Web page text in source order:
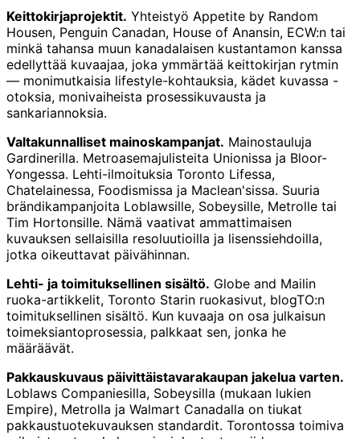
Keittokirjaprojektit. Yhteistyö Appetite by Random
Housen, Penguin Canadan, House of Anansin, ECW:n tai
minkä tahansa muun kanadalaisen kustantamon kanssa
edellyttää kuvaajaa, joka ymmärtää keittokirjan rytmin
— monimutkaisia lifestyle-kohtauksia, kädet kuvassa -
otoksia, monivaiheista prosessikuvausta ja
sankariannoksia.
Valtakunnalliset mainoskampanjat. Mainostauluja
Gardinerilla. Metroasemajulisteita Unionissa ja Bloor-
Yongessa. Lehti-ilmoituksia Toronto Lifessa,
Chatelainessa, Foodismissa ja Maclean'sissa. Suuria
brändikampanjoita Loblawsille, Sobeysille, Metrolle tai
Tim Hortonsille. Nämä vaativat ammattimaisen
kuvauksen sellaisilla resoluutioilla ja lisenssiehdoilla,
jotka oikeuttavat päivähinnan.
Lehti- ja toimituksellinen sisältö. Globe and Mailin
ruoka-artikkelit, Toronto Starin ruokasivut, blogTO:n
toimituksellinen sisältö. Kun kuvaaja on osa julkaisun
toimeksiantoprosessia, palkkaat sen, jonka he
määräävät.
Pakkauskuvaus päivittäistavarakaupan jakelua varten.
Loblaws Companiesilla, Sobeysilla (mukaan lukien
Empire), Metrolla ja Walmart Canadalla on tiukat
pakkaustuotekuvauksen standardit. Torontossa toimiva